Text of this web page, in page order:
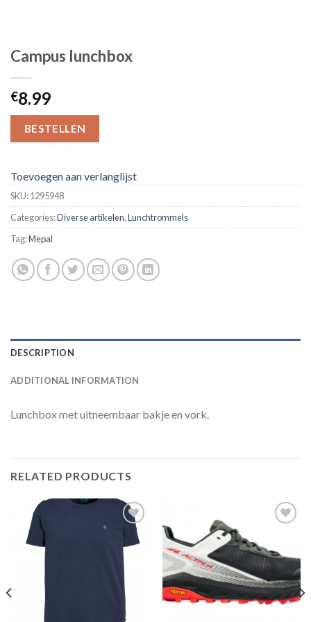
Campus lunchbox
€8.99
BESTELLEN
Toevoegen aan verlanglijst
SKU:1295948
Categories:Diverse artikelen,Lunchtrommels
Tag:Mepal
DESCRIPTION
ADDITIONAL INFORMATION
Lunchbox met uitneembaar bakje en vork.
RELATED PRODUCTS
Toevoegen
verlanglijst
verlanglijst